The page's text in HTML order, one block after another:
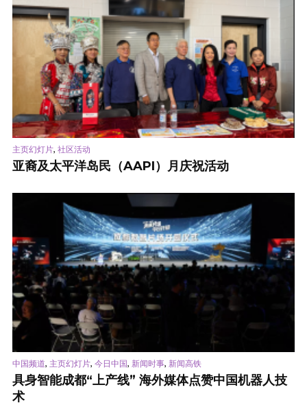
主页幻灯片, 社区活动
亚裔及太平洋岛民（AAPI）月庆祝活动
中国频道, 主页幻灯片, 今日中国, 新闻时事, 新闻高铁
具身智能成都“上产线” 海外媒体点赞中国机器人技
术